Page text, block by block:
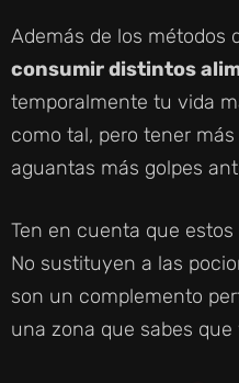
Además de los métodos
consumir distintos
temporalmente tu vida
como tal, pero tener
aguantas más golpes
Ten en cuenta que
No sustituyen a las
son un complemento
una zona que sabes que